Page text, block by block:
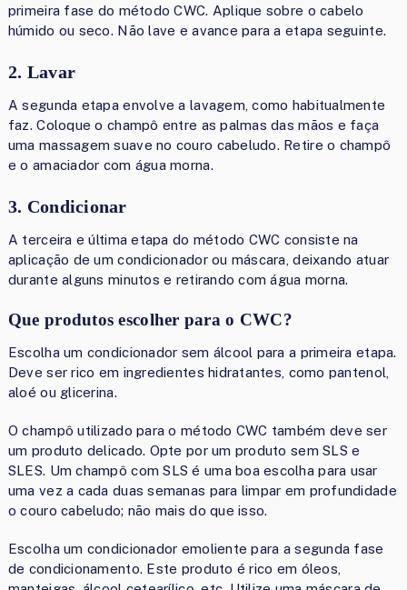
primeira fase do método CWC. Aplique sobre o cabelo
húmido ou seco. Não lave e avance para a etapa seguinte.
2. Lavar
A segunda etapa envolve a lavagem, como habitualmente
faz. Coloque o champô entre as palmas das mãos e faça
uma massagem suave no couro cabeludo. Retire o champô
e o amaciador com água morna.
3. Condicionar
A terceira e última etapa do método CWC consiste na
aplicação de um condicionador ou máscara, deixando atuar
durante alguns minutos e retirando com água morna.
Que produtos escolher para o CWC?
Escolha um condicionador sem álcool para a primeira etapa.
Deve ser rico em ingredientes hidratantes, como pantenol,
aloé ou glicerina.
O champô utilizado para o método CWC também deve ser
um produto delicado. Opte por um produto sem SLS e
SLES. Um champô com SLS é uma boa escolha para usar
uma vez a cada duas semanas para limpar em profundidade
o couro cabeludo; não mais do que isso.
Escolha um condicionador emoliente para a segunda fase
de condicionamento. Este produto é rico em óleos,